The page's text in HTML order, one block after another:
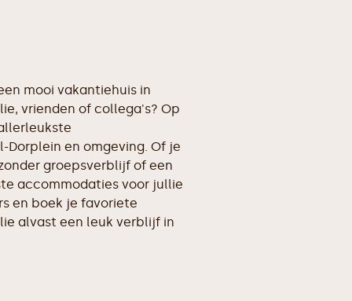
mooi vakantiehuis in
vrienden of collega's? Op
en omgeving. Of je
groepsverblijf of een
accommodaties voor jullie
en boek je favoriete
alvast een leuk verblijf in